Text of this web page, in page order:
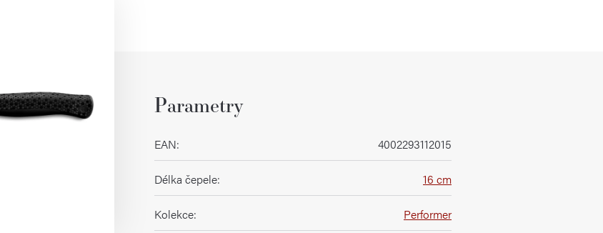
Parametry
EAN: 4002293112015
Délka čepele: 16 cm
Kolekce: Performer